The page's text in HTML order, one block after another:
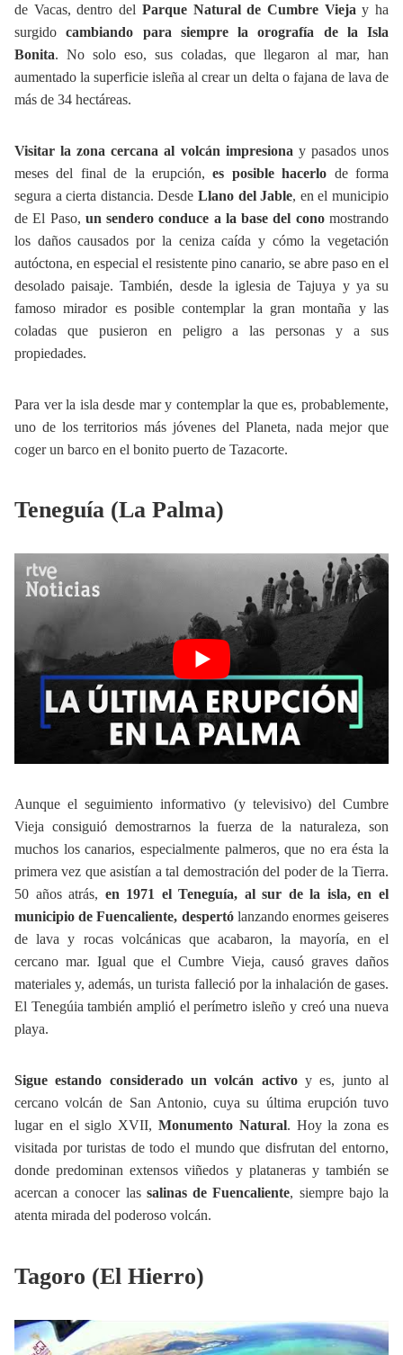
de Vacas, dentro del Parque Natural de Cumbre Vieja y ha
surgidocambiando para siempre la orografía de la Isla
Bonita. No solo eso, sus coladas, que llegaron al mar, han
aumentado la superficie isleña al crear un delta o fajana de lava de
más de 34 hectáreas.
Visitar la zona cercana al volcán impresiona y pasados unos
meses del final de la erupción,es posible hacerlo de forma
segura a cierta distancia. Desde Llano del Jable, en el municipio
de El Paso, un sendero conduce a la base del conomostrando
los daños causados por la ceniza caída y cómo la vegetación
autóctona, en especial el resistente pino canario, se abre paso en el
desolado paisaje. También, desde la iglesia de Tajuya y ya su
famoso mirador es posible contemplar la gran montaña y las
coladas que pusieron en peligro a las personas y a sus
propiedades.
Para ver la isla desde mar y contemplar la que es, probablemente,
uno de los territorios más jóvenes del Planeta, nada mejor que
coger un barco en el bonito puerto de Tazacorte.
Teneguía (La Palma)
Aunque el seguimiento informativo (y televisivo) del Cumbre
Vieja consiguió demostrarnos la fuerza de la naturaleza, son
muchos los canarios, especialmente palmeros, que no era ésta la
primera vez que asistían a tal demostración del poder de la Tierra.
50 años atrás, en 1971 el Teneguía, al sur de la isla, en el
municipio de Fuencaliente, despertólanzando enormes geiseres
de lava y rocas volcánicas que acabaron, la mayoría, en el
cercano mar. Igual que el Cumbre Vieja, causó graves daños
materiales y, además, un turista falleció por la inhalación de gases.
El Tenegúia también amplió el perímetro isleño y creó una nueva
playa.
Sigue estando considerado un volcán activoy es, junto al
cercano volcán de San Antonio, cuya su última erupción tuvo
lugar en el siglo XVII, Monumento Natural. Hoy la zona es
visitada por turistas de todo el mundo que disfrutan del entorno,
donde predominan extensos viñedos y plataneras y también se
acercan a conocer las salinas de Fuencaliente, siempre bajo la
atenta mirada del poderoso volcán.
Tagoro (El Hierro)